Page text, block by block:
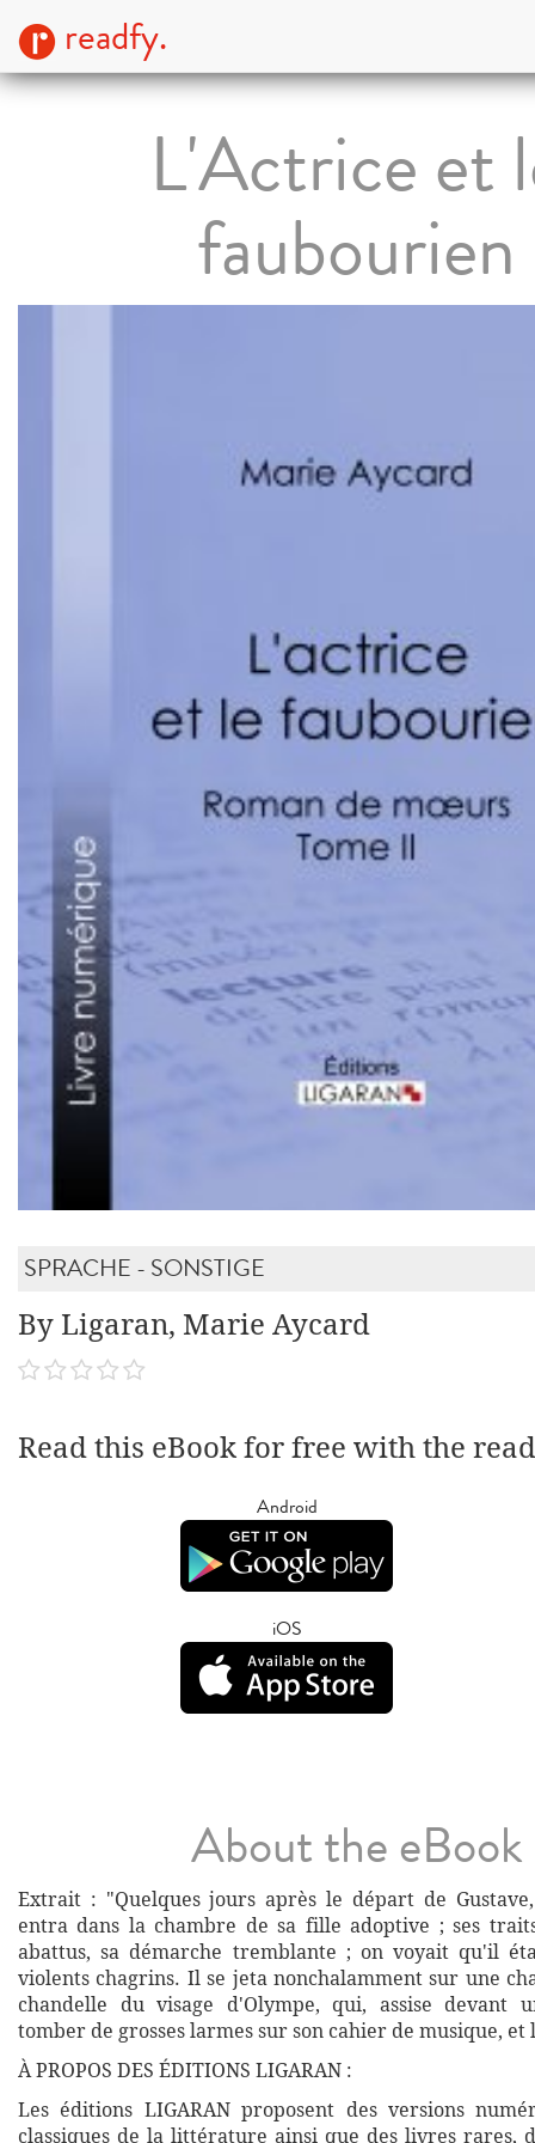
readfy.
L'Actrice et
faubourien
SPRACHE - SONSTIGE
By Ligaran, Marie Aycard
Read this eBook for free with the
Android
iOS
About the eBook
Extrait : "Quelques jours après le départ de
entra dans la chambre de sa fille adoptive ; ses
abattus, sa démarche tremblante ; on voyait qu'il
violents chagrins. Il se jeta nonchalamment sur une
chandelle du visage d'Olympe, qui, assise devant
tomber de grosses larmes sur son cahier de musique,
À PROPOS DES ÉDITIONS LIGARAN :
Les éditions LIGARAN proposent des versions
classiques de la littérature ainsi que des livres rares,